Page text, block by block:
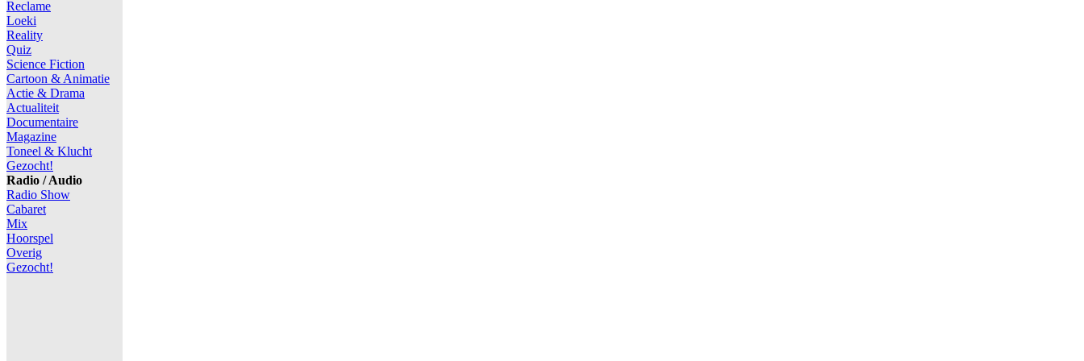
Reclame
Loeki
Reality
Quiz
Science Fiction
Cartoon & Animatie
Actie & Drama
Actualiteit
Documentaire
Magazine
Toneel & Klucht
Gezocht!
Radio / Audio
Radio Show
Cabaret
Mix
Hoorspel
Overig
Gezocht!